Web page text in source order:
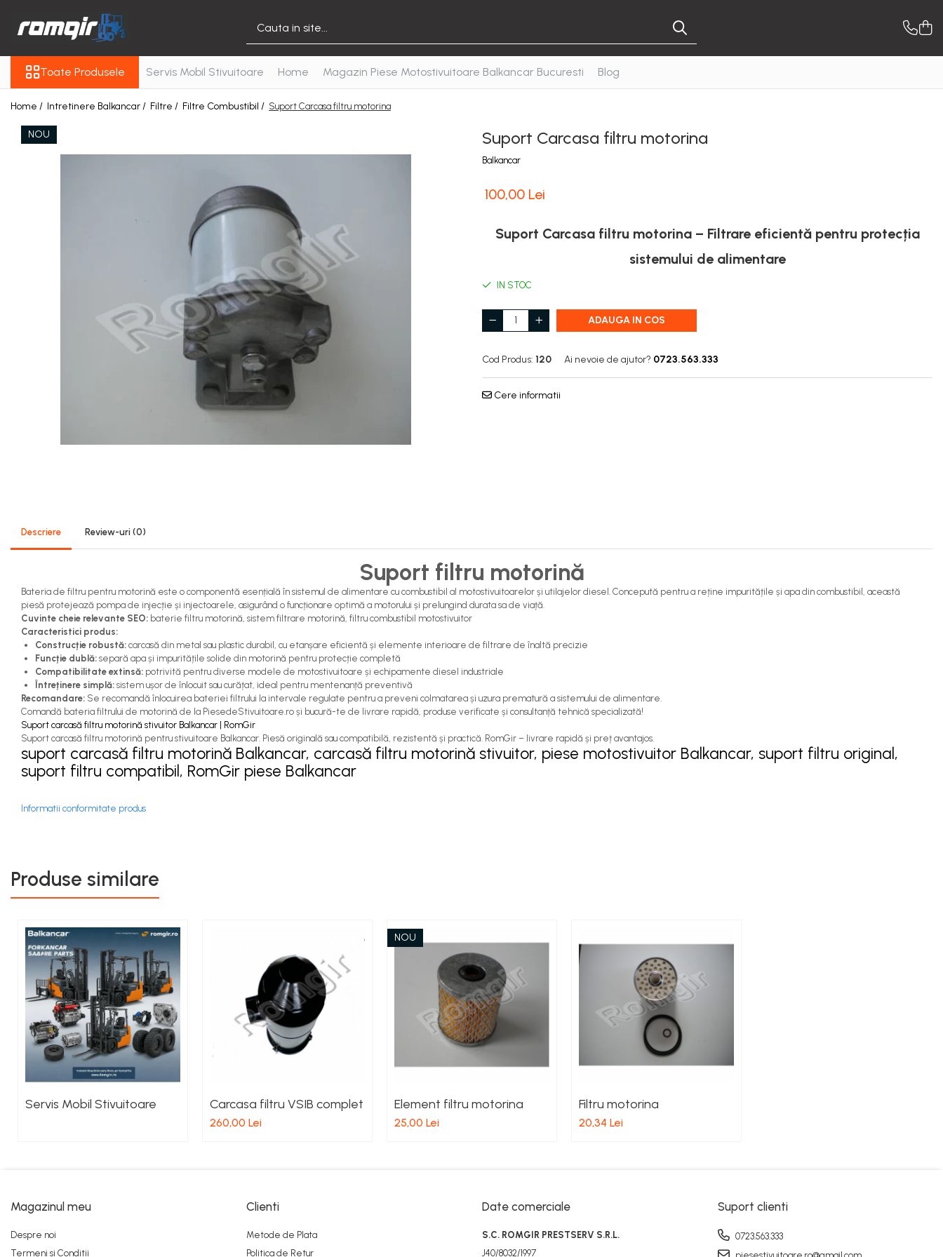
Toate Produsele
Piese Motor
Piese de Schimb Balkancar
Catarg Motostivuitor
Sistem Alimentare Balkancar
Transmisie Balkancar
Sistem Directie
Bielete Motostivuitor
Capete de Bară Motostivuitor
Caseta Directie
Cilindrii Directie
Fuzete Stivuitor
Piese Directie Stivuitoare
Pivoți Direcție
Sistem Electric
Alternatoare Motostivuitor
Contact Pornire
Sistem Franare
Cilindrii Frana
Piese Frane Stivuitor
Pistoane Frana
Placute de Frana
Pompe Frana
Saboti Frana
Tamburi Frana
Sistem Hidraulic
Distribuitoare Hidraulice
Sistem Hidraulic Motostivuitor
Termostate Răcire
Intretinere Balkancar
Toate Produsele Servis Mobil Stivuitoare Home Magazin Piese Motostivuitoare Balkancar Bucuresti Blog
Home / Intretinere Balkancar / Filtre / Filtre Combustibil / Suport Carcasa filtru motorina
Suport Carcasa filtru motorina
Balkancar
NOU
100,00 Lei
Suport Carcasa filtru motorina – Filtrare eficientă pentru protecția
sistemului de alimentare
IN STOC
ADAUGA IN COS
Cod Produs: 120 Ai nevoie de ajutor? 0723.563.333
Cere informatii
Descriere Review-uri (0)
Suport filtru motorină
Bateria de filtru pentru motorină este o componentă esențială în sistemul de alimentare cu combustibil al motostivuitoarelor și utilajelor diesel. Concepută pentru a reține impuritățile și apa din combustibil, această
piesă protejează pompa de injecție și injectoarele, asigurând o funcționare optimă a motorului și prelungind durata sa de viață.
Cuvinte cheie relevante SEO: baterie filtru motorină, sistem filtrare motorină, filtru combustibil motostivuitor
Caracteristici produs:
Construcție robustă: carcasă din metal sau plastic durabil, cu etanșare eficientă și elemente interioare de filtrare de înaltă precizie
Funcție dublă: separă apa și impuritățile solide din motorină pentru protecție completă
Compatibilitate extinsă: potrivită pentru diverse modele de motostivuitoare și echipamente diesel industriale
Întreținere simplă: sistem ușor de înlocuit sau curățat, ideal pentru mentenanță preventivă
Recomandare: Se recomandă înlocuirea bateriei filtrului la intervale regulate pentru a preveni colmatarea și uzura prematură a sistemului de alimentare.
Comandă bateria filtrului de motorină de la PiesedeStivuitoare.ro și bucură-te de livrare rapidă, produse verificate și consultanță tehnică specializată!
Suport carcasă filtru motorină stivuitor Balkancar | RomGir
Suport carcasă filtru motorină pentru stivuitoare Balkancar. Piesă originală sau compatibilă, rezistentă și practică. RomGir – livrare rapidă și preț avantajos.
suport carcasă filtru motorină Balkancar, carcasă filtru motorină stivuitor, piese motostivuitor Balkancar, suport filtru original,
suport filtru compatibil, RomGir piese Balkancar
Informatii conformitate produs
Produse similare
Servis Mobil Stivuitoare Carcasa filtru VSIB complet
260,00 Lei
NOU
Element filtru motorina
25,00 Lei
Filtru motorina
20,34 Lei
Magazinul meu
Despre noi
Termeni si Conditii
Clienti
Metode de Plata
Politica de Retur
Date comerciale
S.C. ROMGIR PRESTSERV S.R.L.
J40/8032/1997
Suport clienti
0723.563.333